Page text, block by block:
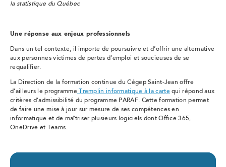
la statistique du Québec
Une réponse aux enjeux professionnels
Dans un tel contexte, il importe de poursuivre et d’offrir une alternative
aux personnes victimes de pertes d’emploi et soucieuses de se
requalifier.
La Direction de la formation continue du Cégep Saint-Jean offre
d’ailleurs le programmeTremplin informatique à la cartequi répond aux
critères d’admissibilité du programme PARAF. Cette formation permet
de faire une mise à jour sur mesure de ses compétences en
informatique et de maîtriser plusieurs logiciels dont Office 365,
OneDrive et Teams.